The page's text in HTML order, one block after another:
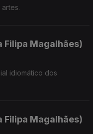
Filipa Magalhães)
idiomático dos
Filipa Magalhães)